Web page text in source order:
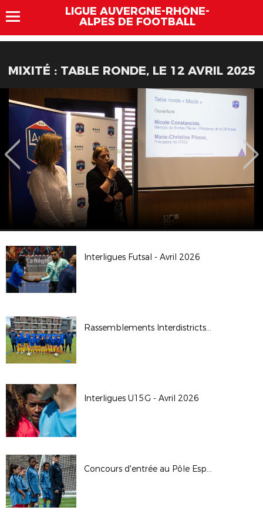
LIGUE AUVERGNE-RHÔNE-
ALPES DE FOOTBALL
MIXITÉ : TABLE RONDE, LE 12 AVRIL 2025
Interligues Futsal - Avril 2026
Rassemblements Interdistricts U14G - Avr. 2026
Interligues U15G - Avril 2026
Concours d'entrée au Pôle Espoirs - 2026